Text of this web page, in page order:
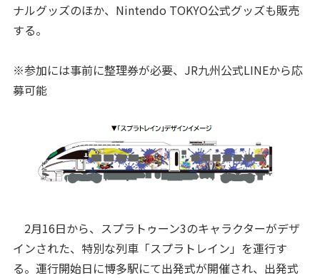
ナルグッズのほか、Nintendo TOKYO公式グッズも販売
する。
※参加には事前に整理券が必要、JR九州公式LINEから応
募可能
2月16日から、スプラトゥーン3のキャラクターがデザ
インされた、特別な列車「スプラトレイン」を運行す
る。運行開始日に博多駅にて出発式が開催され、出発式